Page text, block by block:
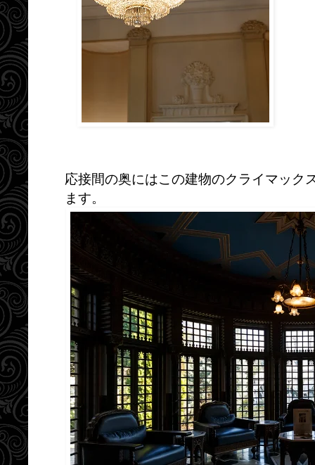
応接間の奥にはこの建物のクライマック
ます。